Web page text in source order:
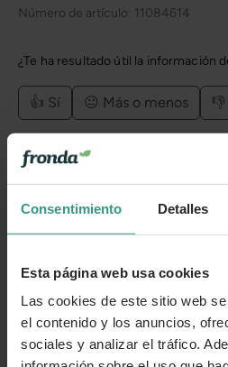
Consentimiento Detalles
Esta página web usa cookies
Las cookies de este sitio web
el contenido y los anuncios,
sociales y analizar el tráfico.
Número de artículo: 11084614
¿Te ha resultado útil la información
👍 Sí 😐 Más o menos